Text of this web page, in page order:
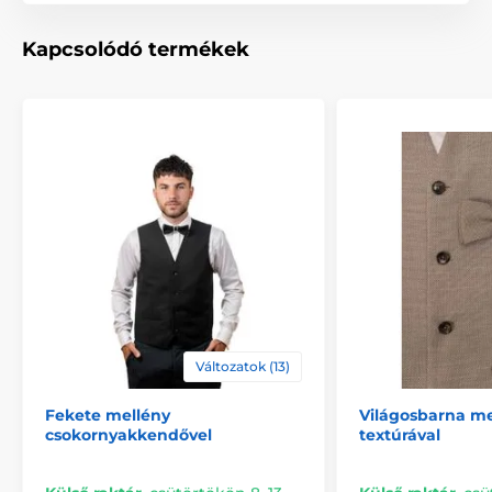
Kapcsolódó termékek
Változatok (13)
Fekete mellény
csokornyakkendővel
Világosbarna
textúrával